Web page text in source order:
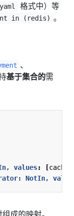
yaml
格式中）等
in (redis) 。
、
基于集合的需
values: [
NotIn,